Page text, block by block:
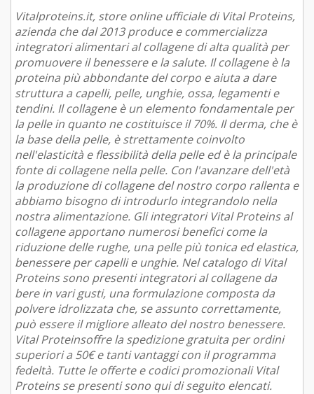
Vitalproteins.it, store online ufficiale di Vital Proteins,
azienda che dal 2013 produce e commercializza
integratori alimentari al collagene di alta qualità per
promuovere il benessere e la salute. Il collagene è la
proteina più abbondante del corpo e aiuta a dare
struttura a capelli, pelle, unghie, ossa, legamenti e
tendini. Il collagene è un elemento fondamentale per
la pelle in quanto ne costituisce il 70%. Il derma, che è
la base della pelle, è strettamente coinvolto
nell'elasticità e flessibilità della pelle ed è la principale
fonte di collagene nella pelle. Con l'avanzare dell'età
la produzione di collagene del nostro corpo rallenta e
abbiamo bisogno di introdurlo integrandolo nella
nostra alimentazione. Gli integratori Vital Proteins al
collagene apportano numerosi benefici come la
riduzione delle rughe, una pelle più tonica ed elastica,
benessere per capelli e unghie. Nel catalogo di Vital
Proteins sono presenti integratori al collagene da
bere in vari gusti, una formulazione composta da
polvere idrolizzata che, se assunto correttamente,
può essere il migliore alleato del nostro benessere.
Vital Proteinsoffre la spedizione gratuita per ordini
superiori a 50€ e tanti vantaggi con il programma
fedeltà. Tutte le offerte e codici promozionali Vital
Proteins se presenti sono qui di seguito elencati.